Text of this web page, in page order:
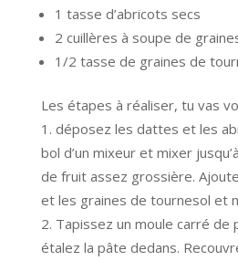
1 tasse d’abricots secs
2 cuillères à soupe de
1/2 tasse de graines de
Les étapes à réaliser, tu vas
déposez les dattes et les
bol d’un mixeur et mixer
de fruit assez grossière.
et les graines de tournesol et
Tapissez un moule carré de
étalez la pâte dedans.